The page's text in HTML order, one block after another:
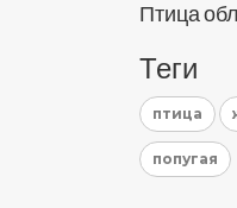
Птица
Теги
птица
попугая